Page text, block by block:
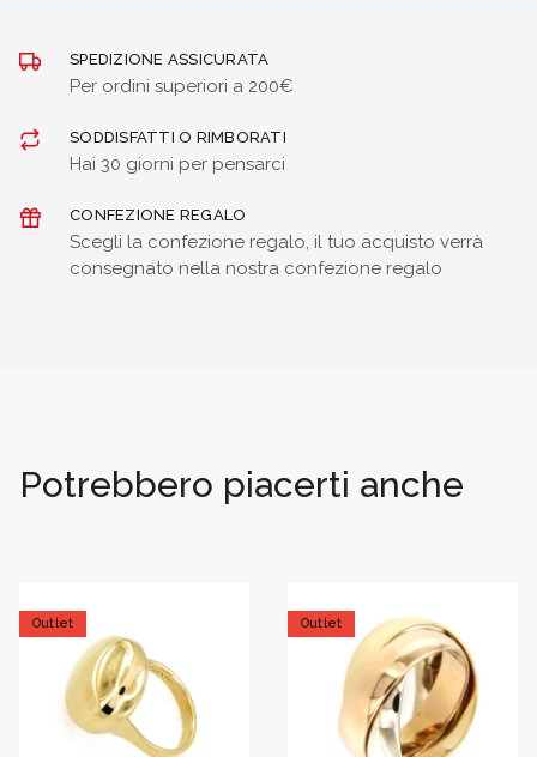
SPEDIZIONE ASSICURATA
Per ordini superiori a 200€
SODDISFATTI O RIMBORATI
Hai 30 giorni per pensarci
CONFEZIONE REGALO
Scegli la confezione regalo, il tuo acquisto verrà
consegnato nella nostra confezione regalo
Potrebbero piacerti anche
Outlet Outlet